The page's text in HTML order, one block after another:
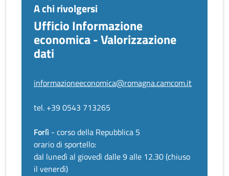
A chi rivolgersi
Ufficio Informazione
economica - Valorizzazione
dati
informazioneeconomica@romagna.camcom.it
tel. +39 0543 713265
Forlì - corso della Repubblica 5
orario di sportello:
dal lunedì al giovedì dalle 9 alle 12.30 (chiuso
il venerdì)